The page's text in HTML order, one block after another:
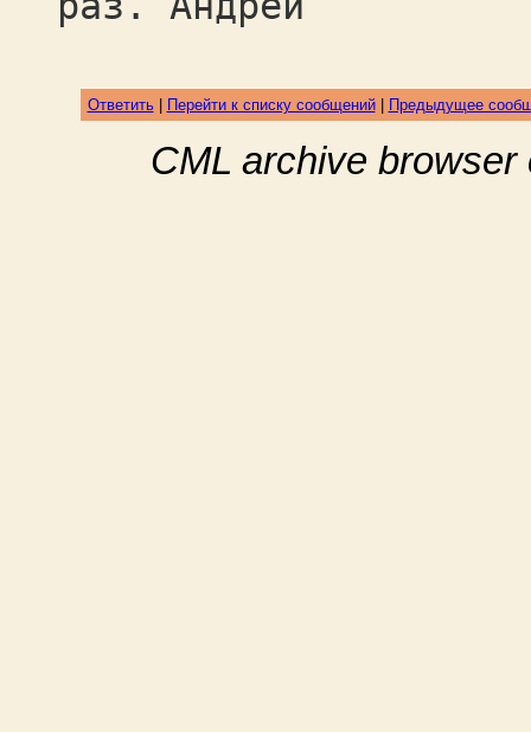
Ответить| Перейти к списку сообщений| Предыдущее
CML archive